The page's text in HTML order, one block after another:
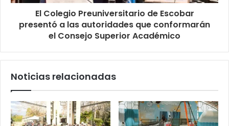
El Colegio Preuniversitario de Escobar
presentó a las autoridades que conformarán
el Consejo Superior Académico
Noticias relacionadas